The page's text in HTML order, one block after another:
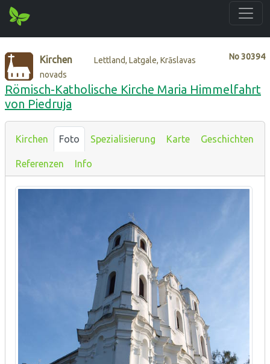
No30394
Kirchen
Lettland, Latgale, Krāslavas
novads
Römisch-Katholische Kirche Maria Himmelfahrt
von Piedruja
Kirchen Foto Spezialisierung Karte Geschichten
Referenzen Info